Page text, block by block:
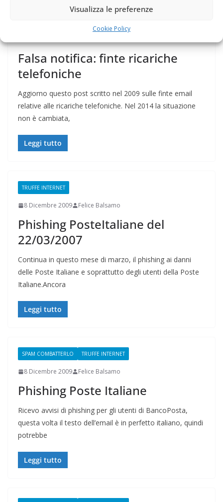
Visualizza le preferenze
Cookie Policy
Falsa notifica: finte ricariche
telefoniche
Aggiorno questo post scritto nel 2009 sulle finte email
relative alle ricariche telefoniche. Nel 2014 la situazione
non è cambiata,
Leggi tutto
TRUFFE INTERNET
8 Dicembre 2009 Felice Balsamo
Phishing PosteItaliane del
22/03/2007
Continua in questo mese di marzo, il phishing ai danni
delle Poste Italiane e soprattutto degli utenti della Poste
Italiane.Ancora
Leggi tutto
SPAM COMBATTERLO TRUFFE INTERNET
8 Dicembre 2009 Felice Balsamo
Phishing Poste Italiane
Ricevo avvisi di phishing per gli utenti di BancoPosta,
questa volta il testo dell’email è in perfetto italiano, quindi
potrebbe
Leggi tutto